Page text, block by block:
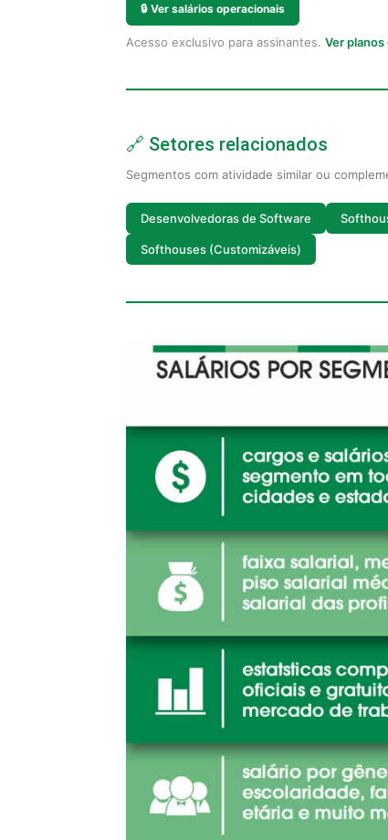
🔒 Ver salários operacionais
Acesso exclusivo para assinantes. Ver
🔗 Setores relacionados
Segmentos com atividade similar ou
Desenvolvedoras de Software
Softhouses (Customizáveis)